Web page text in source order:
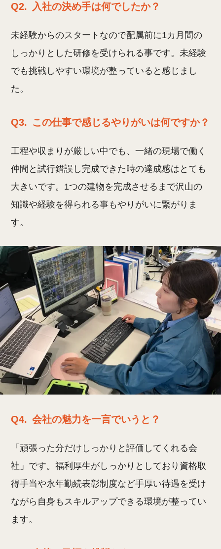
Q2. 入社の決め手は何でしたか？
未経験からのスタートなので配属前に1カ月間の
しっかりとした研修を受けられる事です。未経験
でも挑戦しやすい環境が整っていると感じまし
た。
Q3. この仕事で感じるやりがいは何ですか？
工程や収まりが厳しい中でも、一緒の現場で働く
仲間と試行錯誤し完成できた時の達成感はとても
大きいです。1つの建物を完成させるまで沢山の
知識や経験を得られる事もやりがいに繋がりま
す。
Q4. 会社の魅力を一言でいうと？
「頑張った分だけしっかりと評価してくれる会
社」です。福利厚生がしっかりとしており資格取
得手当や永年勤続表彰制度など手厚い待遇を受け
ながら自身もスキルアップできる環境が整ってい
ます。